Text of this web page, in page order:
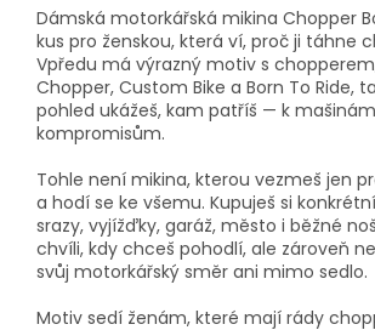
Dámská motorkářská mikina Chopper
kus pro ženskou, která ví, proč ji táhne
Vpředu má výrazný motiv s
Chopper, Custom Bike a Born To Ride,
pohled ukážeš, kam patříš — k
kompromisům.
Tohle není mikina, kterou vezmeš jen
a hodí se ke všemu. Kupuješ si
srazy, vyjížďky, garáž, město i běžné
chvíli, kdy chceš pohodlí, ale zároveň
svůj motorkářský směr ani mimo sedlo.
Motiv sedí ženám, které mají rády